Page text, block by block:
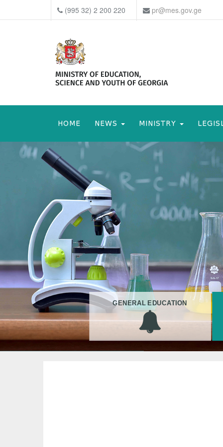
(995 32) 2 200 220 pr@mes.gov.ge
HOME NEWS MINISTRY
GENERAL EDUCATION